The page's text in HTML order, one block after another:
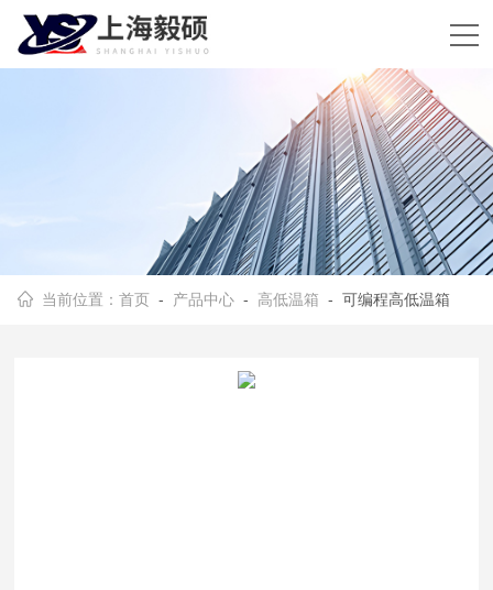
当前位置：首页 - 产品中心 - 高低温箱 - 可编程高低温箱